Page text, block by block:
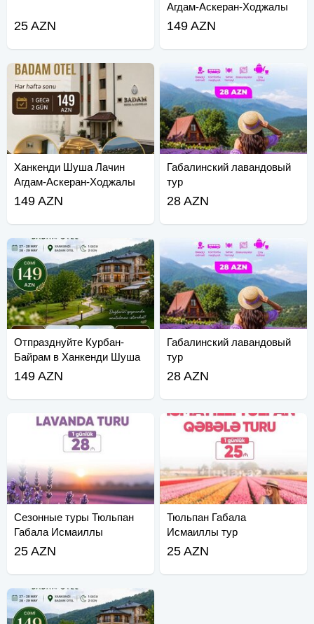
25 AZN
Агдам-Аскеран-Ходжалы
Тур
149 AZN
Ханкенди Шуша Лачин
Агдам-Аскеран-Ходжалы
Тур
149 AZN
Габалинский лавандовый
тур
28 AZN
Отпразднуйте Курбан-
Байрам в Ханкенди Шуша
Лачин
149 AZN
Габалинский лавандовый
тур
28 AZN
Сезонные туры Тюльпан
Габала Исмаиллы
25 AZN
Тюльпан Габала
Исмаиллы тур
25 AZN